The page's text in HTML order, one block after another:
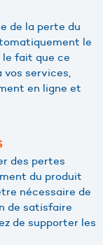
de la perte du
le
fait que ce
services,
en ligne et
des pertes
du produit
nécessaire de
de satisfaire
de supporter les